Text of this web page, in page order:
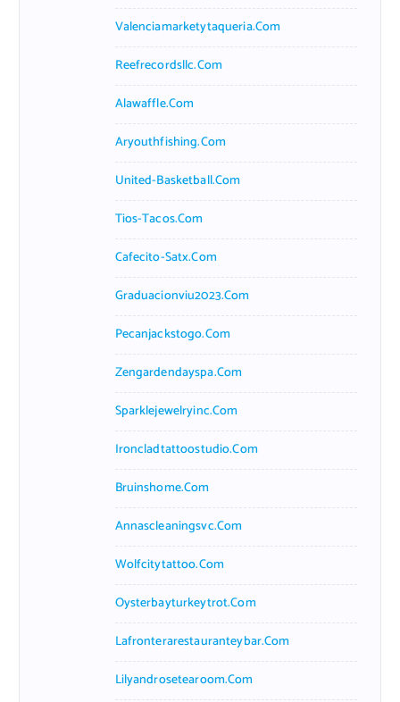
Valenciamarketytaqueria.com
Reefrecordsllc.com
Alawaffle.com
Aryouthfishing.com
United-Basketball.com
Tios-Tacos.com
Cafecito-Satx.com
Graduacionviu2023.com
Pecanjackstogo.com
Zengardendayspa.com
Sparklejewelryinc.com
Ironcladtattoostudio.com
Bruinshome.com
Annascleaningsvc.com
Wolfcitytattoo.com
Oysterbayturkeytrot.com
Lafronterarestauranteybar.com
Lilyandrosetearoom.com